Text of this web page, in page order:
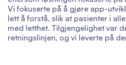
Vi fokuserte på å gjøre app-
lett å forstå, slik at pasienter i
med letthet. Tilgjengelighet var
retningslinjen, og vi leverte på